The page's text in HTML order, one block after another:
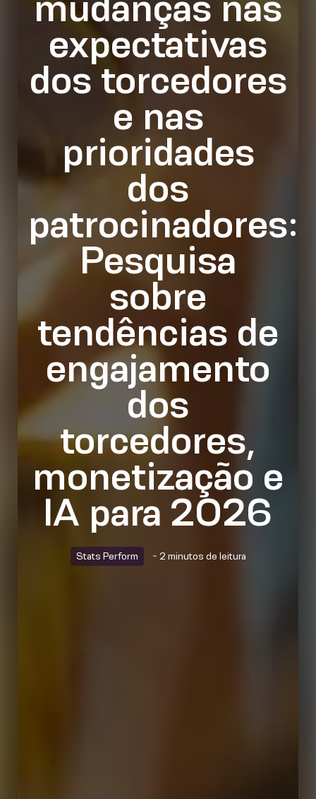
expectativas
dos torcedores
e nas
prioridades
dos
patrocinadores:
Pesquisa
sobre
tendências de
engajamento
dos
torcedores,
monetização e
IA para 2026
Stats Perform ~ 2 minutos de leitura